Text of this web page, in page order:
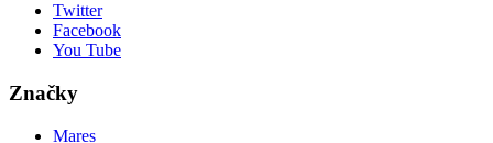
Twitter
Facebook
You Tube
Značky
Mares